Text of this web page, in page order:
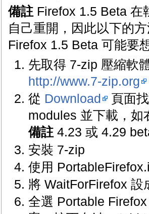
備註Firefox 1.5 Beta 在
自己重開，因此以下的
Firefox 1.5 Beta 可能要
先取得 7-zip 壓縮軟
http://www.7-zip.org
從 Download
頁面
modules 並下載，如
備註 4.23 或 4.29
安裝 7-zip
使用
將 WaitForFirefox 設
全選 Portable